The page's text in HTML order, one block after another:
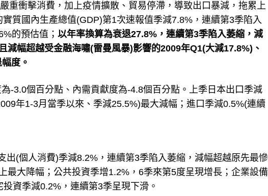
重衝擊消費，加上疫情擴散、貿易停滯，導致出口暴減，拖累上
質國內生產總值(GDP)第1次速報值季減7.8%，連續第3季陷入
的預估值； 以年率換算為衰退27.8%，連續第3季陷入萎縮，減
減幅超越受金融海嘯(雷曼風暴)影響的2009年Q1(大減17.8%)、
度。
-3.0個百分點、內需貢獻度為-4.8個百分點。上季日本出口季減
年1-3月當季以來、季減25.5%)最大減幅；進口季減0.5%(連續
出(個人消費)季減8.2%，連續第3季陷入萎縮，減幅超越原先最慘
最大降幅；公共投資季增1.2%，6季來第5度呈現增長；企業設備
資季減0.2%，連續第3季呈現下滑。